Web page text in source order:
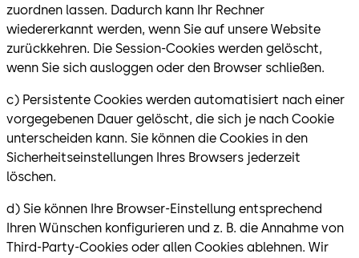
zuordnen lassen. Dadurch kann Ihr Rechner
wiedererkannt werden, wenn Sie auf unsere Website
zurückkehren. Die Session-Cookies werden gelöscht,
wenn Sie sich ausloggen oder den Browser schließen.
c) Persistente Cookies werden automatisiert nach einer
vorgegebenen Dauer gelöscht, die sich je nach Cookie
unterscheiden kann. Sie können die Cookies in den
Sicherheitseinstellungen Ihres Browsers jederzeit
löschen.
d) Sie können Ihre Browser-Einstellung entsprechend
Ihren Wünschen konfigurieren und z. B. die Annahme von
Third-Party-Cookies oder allen Cookies ablehnen. Wir